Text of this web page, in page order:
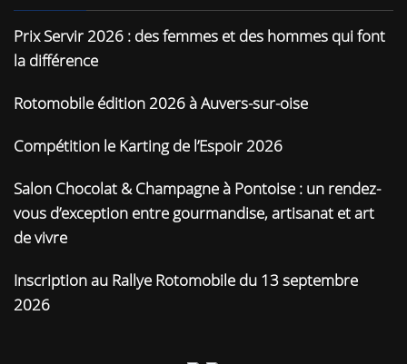
Prix Servir 2026 : des femmes et des hommes qui font
la différence
Rotomobile édition 2026 à Auvers-sur-oise
Compétition le Karting de l’Espoir 2026
Salon Chocolat & Champagne à Pontoise : un rendez-
vous d’exception entre gourmandise, artisanat et art
de vivre
Inscription au Rallye Rotomobile du 13 septembre
2026